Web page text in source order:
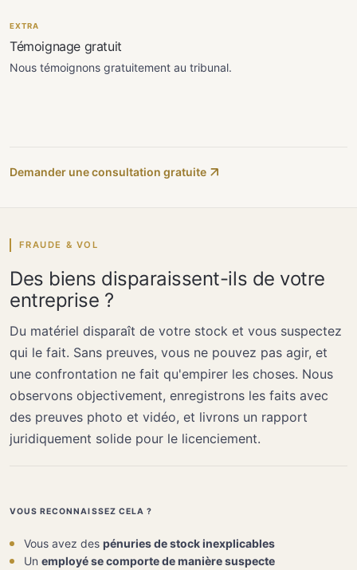
EXTRA
Témoignage gratuit
Nous témoignons gratuitement au tribunal.
Demander une consultation gratuite
FRAUDE & VOL
Des biens disparaissent-ils de votre
entreprise ?
Du matériel disparaît de votre stock et vous suspectez
qui le fait. Sans preuves, vous ne pouvez pas agir, et
une confrontation ne fait qu'empirer les choses. Nous
observons objectivement, enregistrons les faits avec
des preuves photo et vidéo, et livrons un rapport
juridiquement solide pour le licenciement.
VOUS RECONNAISSEZ CELA ?
Vous avez despénuries de stock inexplicables
Unemployé se comporte de manière suspecte